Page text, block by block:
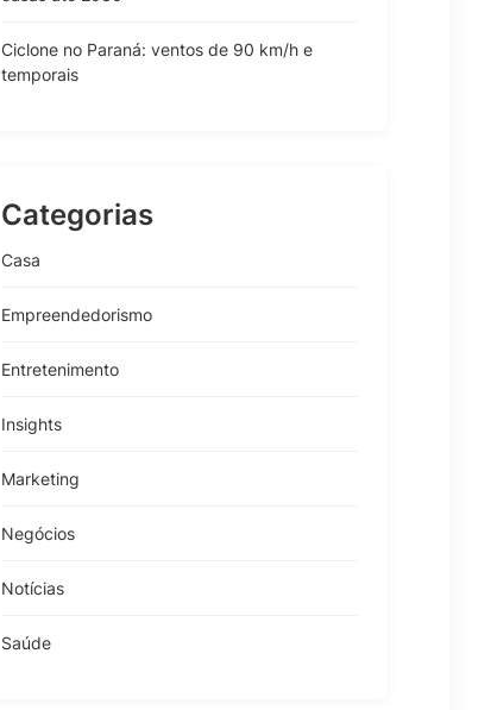
Ciclone no Paraná: ventos de 90 km/h e
temporais
Categorias
Casa
Empreendedorismo
Entretenimento
Insights
Marketing
Negócios
Notícias
Saúde